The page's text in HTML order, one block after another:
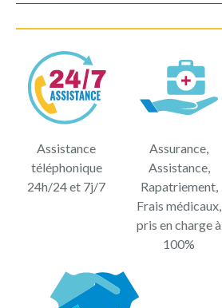
Assistance
téléphonique
24h/24 et 7j/7
Assurance,
Assistance,
Rapatriement,
Frais médicaux,
pris en charge à
100%